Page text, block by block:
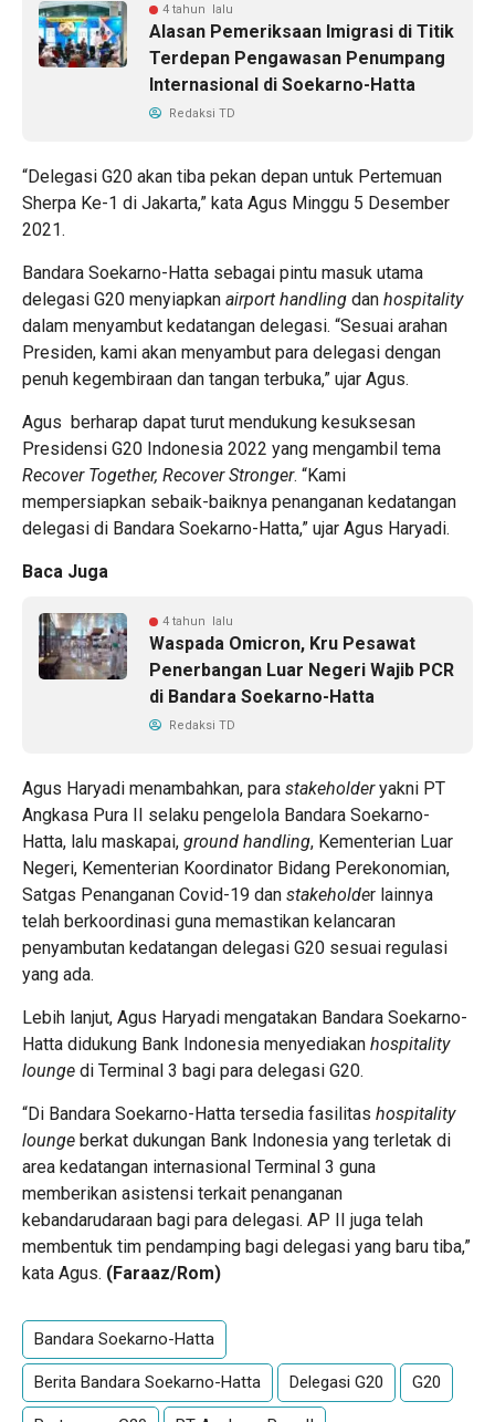
4 tahun lalu
Alasan Pemeriksaan Imigrasi di Titik
Terdepan Pengawasan Penumpang
Internasional di Soekarno-Hatta
Redaksi TD
“Delegasi G20 akan tiba pekan depan untuk Pertemuan
Sherpa Ke-1 di Jakarta,” kata Agus Minggu 5 Desember
2021.
Bandara Soekarno-Hatta sebagai pintu masuk utama
delegasi G20 menyiapkan airport handling dan hospitality
dalam menyambut kedatangan delegasi. “Sesuai arahan
Presiden, kami akan menyambut para delegasi dengan
penuh kegembiraan dan tangan terbuka,” ujar Agus.
Agus berharap dapat turut mendukung kesuksesan
Presidensi G20 Indonesia 2022 yang mengambil tema
Recover Together, Recover Stronger. “Kami
mempersiapkan sebaik-baiknya penanganan kedatangan
delegasi di Bandara Soekarno-Hatta,” ujar Agus Haryadi.
Baca Juga
4 tahun lalu
Waspada Omicron, Kru Pesawat
Penerbangan Luar Negeri Wajib PCR
di Bandara Soekarno-Hatta
Redaksi TD
Agus Haryadi menambahkan, para stakeholderyakni PT
Angkasa Pura II selaku pengelola Bandara Soekarno-
Hatta, lalu maskapai, ground handling, Kementerian Luar
Negeri, Kementerian Koordinator Bidang Perekonomian,
Satgas Penanganan Covid-19 dan stakeholder lainnya
telah berkoordinasi guna memastikan kelancaran
penyambutan kedatangan delegasi G20 sesuai regulasi
yang ada.
Lebih lanjut, Agus Haryadi mengatakan Bandara Soekarno-
Hatta didukung Bank Indonesia menyediakan hospitality
lounge di Terminal 3 bagi para delegasi G20.
“Di Bandara Soekarno-Hatta tersedia fasilitas hospitality
lounge berkat dukungan Bank Indonesia yang terletak di
area kedatangan internasional Terminal 3 guna
memberikan asistensi terkait penanganan
kebandarudaraan bagi para delegasi. AP II juga telah
membentuk tim pendamping bagi delegasi yang baru tiba,”
kata Agus. (Faraaz/Rom)
Bandara Soekarno-Hatta
Berita Bandara Soekarno-Hatta Delegasi G20 G20